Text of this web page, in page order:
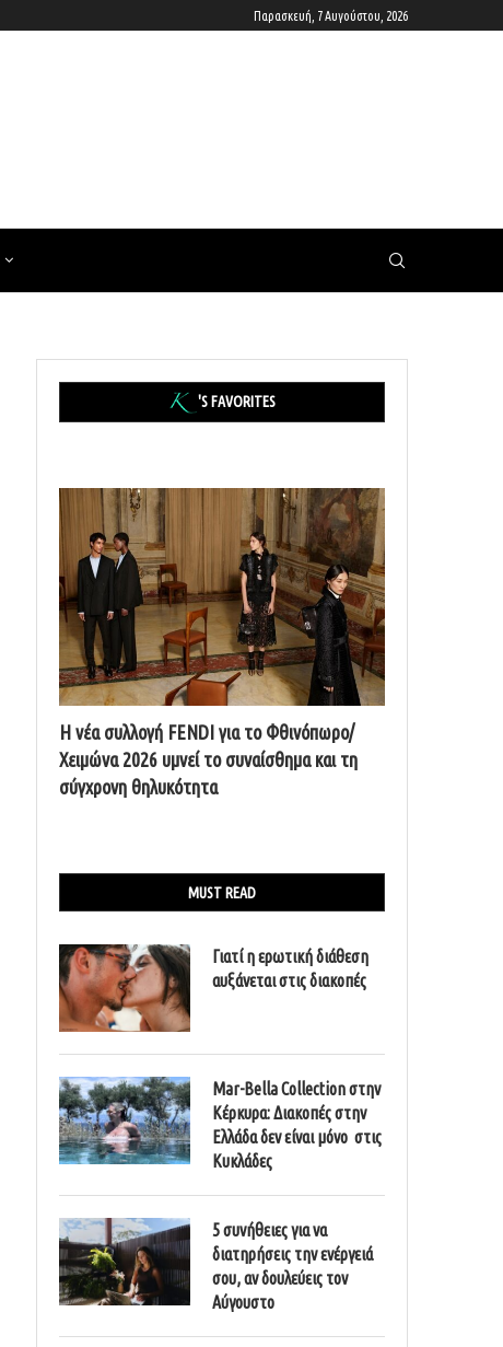
Παρασκευή, 7 Αυγούστου, 2026
'S FAVORITES
Η νέα συλλογή FENDI για το Φθινόπωρο/
Χειμώνα 2026 υμνεί το συναίσθημα και τη
σύγχρονη θηλυκότητα
MUST READ
Γιατί η ερωτική διάθεση
αυξάνεται στις διακοπές
Mar-Bella Collection στην
Κέρκυρα: Διακοπές στην
Ελλάδα δεν είναι μόνο στις
Κυκλάδες
5 συνήθειες για να
διατηρήσεις την ενέργειά
σου, αν δουλεύεις τον
Αύγουστο